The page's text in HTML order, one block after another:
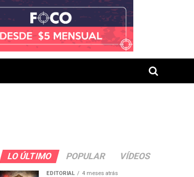
LO ÚLTIMO POPULAR VÍDEOS
EDITORIAL 4 meses atrás